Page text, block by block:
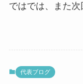
ではでは、また次
代表ブログ